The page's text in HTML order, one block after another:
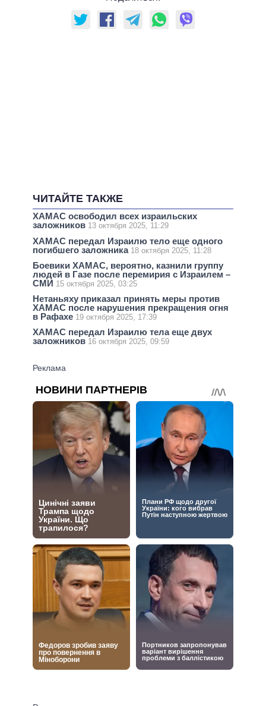
ЧИТАЙТЕ ТАКЖЕ
ХАМАС освободил всех израильских
заложников 13 октября 2025, 11:29
ХАМАС передал Израилю тело еще одного
погибшего заложника 18 октября 2025, 11:28
Боевики ХАМАС, вероятно, казнили группу
людей в Газе после перемирия с Израилем –
СМИ 15 октября 2025, 03:25
Нетаньяху приказал принять меры против
ХАМАС после нарушения прекращения огня
в Рафахе 19 октября 2025, 17:39
ХАМАС передал Израилю тела еще двух
заложников 16 октября 2025, 09:59